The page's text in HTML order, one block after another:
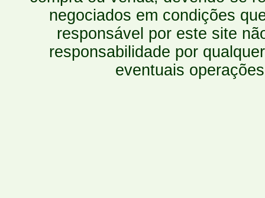
negociados em condições
responsável por este site
responsabilidade por
eventuais